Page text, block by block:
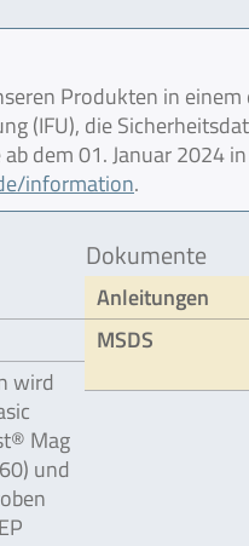
Produkten in
(IFU), die
dem 01. Januar 2024
information.
wird
Mag
und
Dokumente
Anleitungen
MSDS